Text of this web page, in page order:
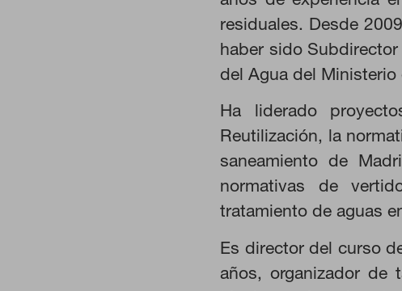
residuales. Desde
haber sido
del Agua del
Ha liderado
Reutilización, la
saneamiento de
normativas de
tratamiento de aguas
Es director del curso
años, organizador de
CONFIGURACIÓN DE COOKIES
Cookies necesarias
Estas cookies son necesarias para
navegador para bloquear o alertar
Estas cookies nos permiten contar las
estas cookies es agregada y, por lo